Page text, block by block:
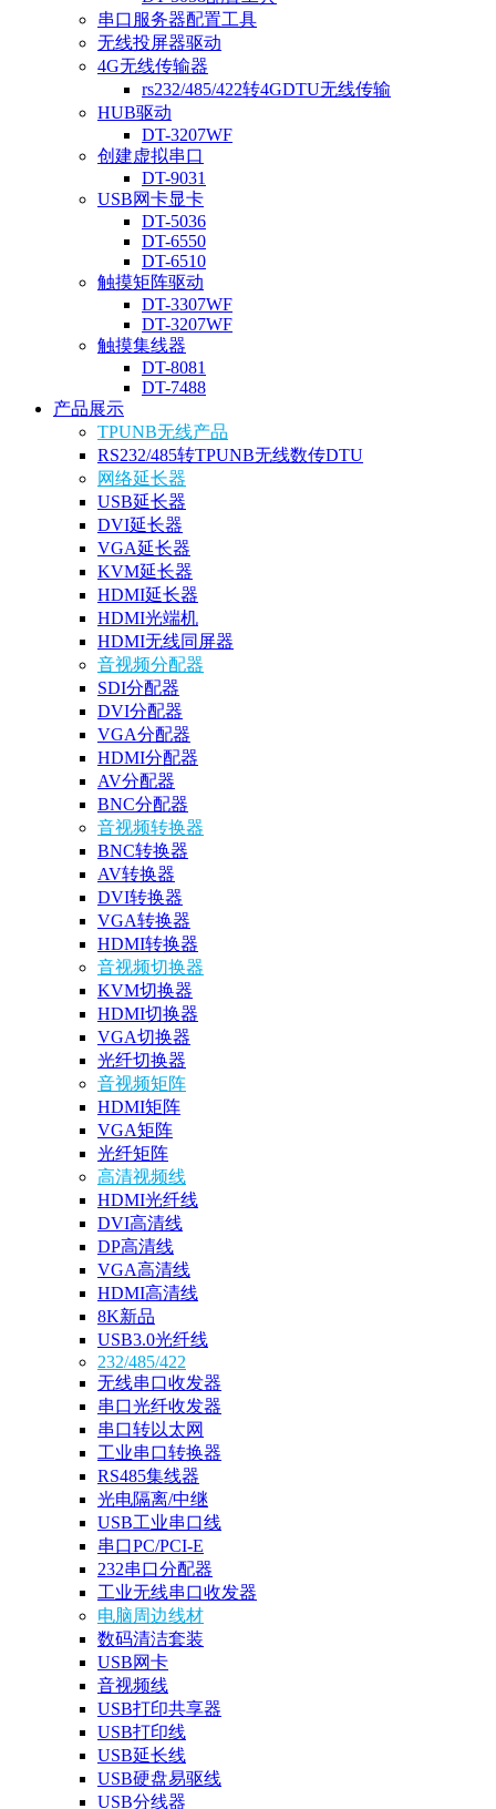
串口服务器配置工具
无线投屏器驱动
4G无线传输器
rs232/485/422转4GDTU无线传输
HUB驱动
DT-3207WF
创建虚拟串口
DT-9031
USB网卡显卡
DT-5036
DT-6550
DT-6510
触摸矩阵驱动
DT-3307WF
DT-3207WF
触摸集线器
DT-8081
DT-7488
产品展示
TPUNB无线产品
RS232/485转TPUNB无线数传DTU
网络延长器
USB延长器
DVI延长器
VGA延长器
KVM延长器
HDMI延长器
HDMI光端机
HDMI无线同屏器
音视频分配器
SDI分配器
DVI分配器
VGA分配器
HDMI分配器
AV分配器
BNC分配器
音视频转换器
BNC转换器
AV转换器
DVI转换器
VGA转换器
HDMI转换器
音视频切换器
KVM切换器
HDMI切换器
VGA切换器
光纤切换器
音视频矩阵
HDMI矩阵
VGA矩阵
光纤矩阵
高清视频线
HDMI光纤线
DVI高清线
DP高清线
VGA高清线
HDMI高清线
8K新品
USB3.0光纤线
232/485/422
无线串口收发器
串口光纤收发器
串口转以太网
工业串口转换器
RS485集线器
光电隔离/中继
USB工业串口线
串口PC/PCI-E
232串口分配器
工业无线串口收发器
电脑周边线材
数码清洁套装
USB网卡
音视频线
USB打印共享器
USB打印线
USB延长线
USB硬盘易驱线
USB分线器